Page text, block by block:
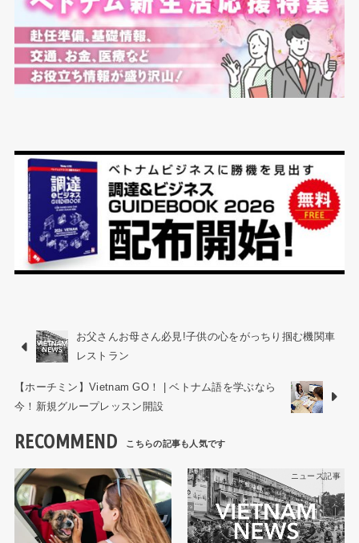
お父さんお母さん必見!子供の心をがっちり掴む機関車
レストラン
【ホーチミン】Vietnam GO！ | ベトナム語を学ぶなら
今！新規グループレッスン開設
RECOMMEND
ニュース記事 ニュース記事